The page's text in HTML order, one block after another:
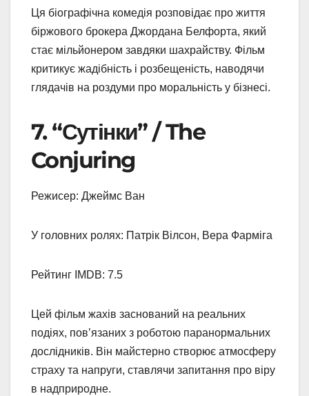
Ця біографічна комедія розповідає про життя
біржового брокера Джордана Белфорта, який
стає мільйонером завдяки шахрайству. Фільм
критикує жадібність і розбещеність, наводячи
глядачів на роздуми про моральність у бізнесі.
7. “Сутінки” / The
Conjuring
Режисер: Джеймс Ван
У головних ролях: Патрік Вілсон, Вера Фарміга
Рейтинг IMDB: 7.5
Цей фільм жахів заснований на реальних
подіях, пов’язаних з роботою паранормальних
дослідників. Він майстерно створює атмосферу
страху та напруги, ставлячи запитання про віру
в надприродне.